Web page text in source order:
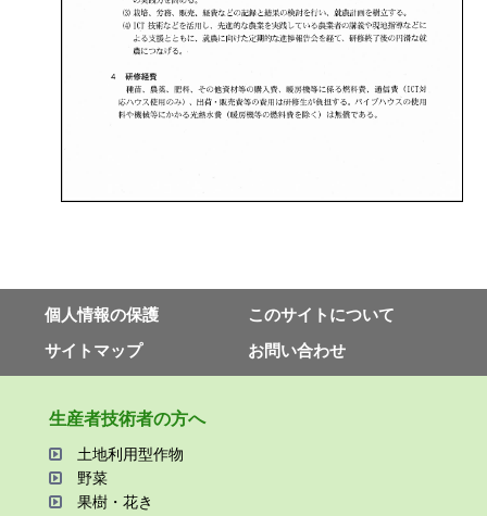
個⼈情報の保護
このサイトについて
サイトマップ
お問い合わせ
⽣産者技術者の⽅へ
⼟地利⽤型作物
野菜
果樹・花き